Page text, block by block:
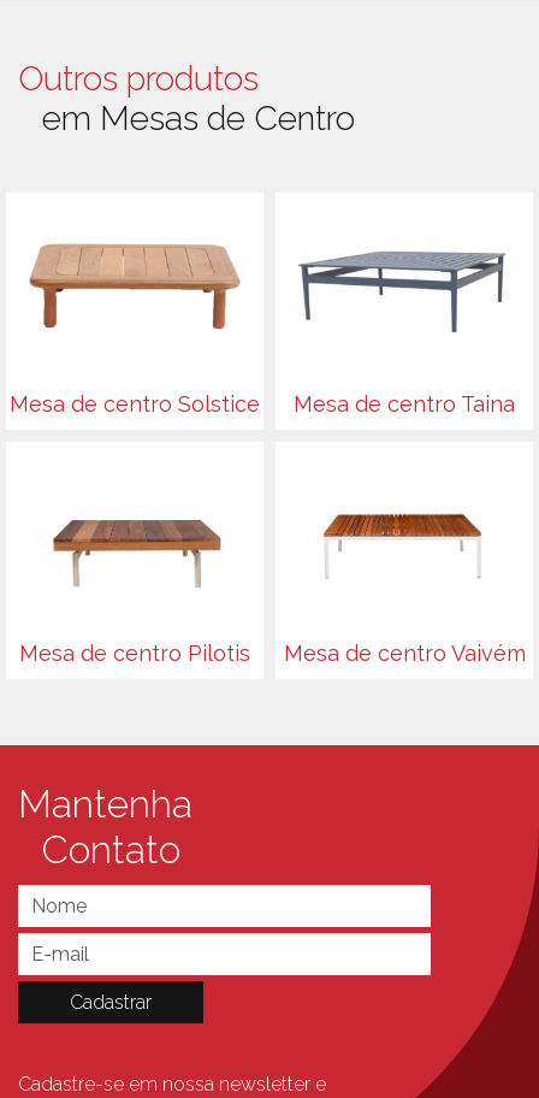
Outros produtos
em Mesas de Centro
Mesa de centro Solstice Mesa de centro Taina
Mesa de centro Pilotis Mesa de centro Vaivém
Mantenha
Contato
Cadastre-se em nossa newsletter e